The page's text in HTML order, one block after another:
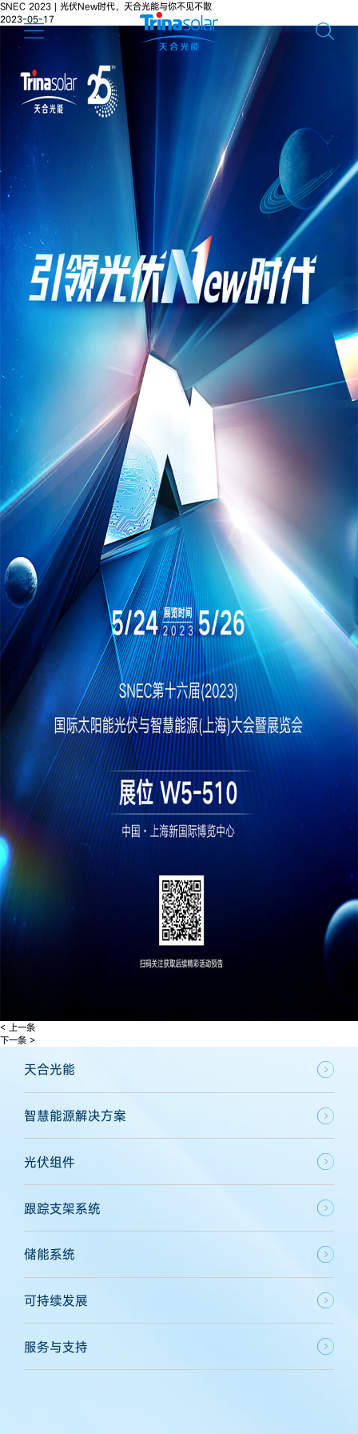
SNEC 2023 | 光伏New时代，天合光能与你不见不散
2023-05-17
< 上一条
下一条 >
天合光能
智慧能源解决方案
光伏组件
跟踪支架系统
储能系统
可持续发展
服务与支持